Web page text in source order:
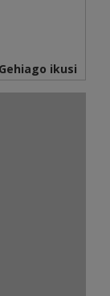
Gehiago ikusi